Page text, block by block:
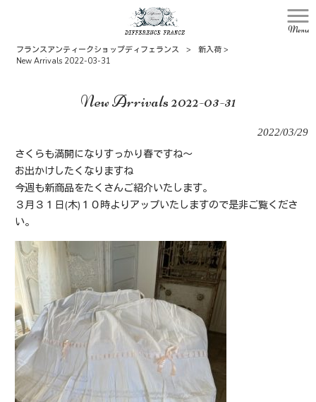
Menu
フランスアンティークショップディフェランス > 新入荷 >
New Arrivals 2022-03-31
New Arrivals 2022-03-31
2022/03/29
さくらも満開になりすっかり春ですね～
お出かけしたくなりますね
今週も新商品をたくさんご紹介いたします。
３月３１日(木)１０時よりアップいたしますので是非ご覧くださ
い。